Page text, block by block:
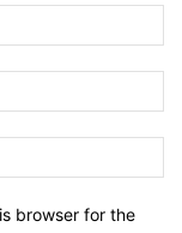
browser for the